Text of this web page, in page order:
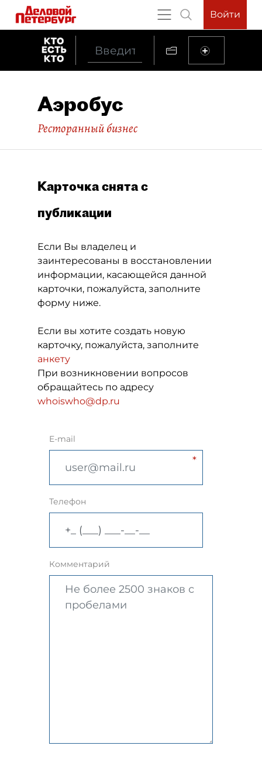
Войти
Аэробус
Ресторанный бизнес
Карточка снята с
публикации
Если Вы владелец и
заинтересованы в восстановлении
информации, касающейся данной
карточки, пожалуйста, заполните
форму ниже.
Если вы хотите создать новую
карточку, пожалуйста, заполните
анкету
При возникновении вопросов
обращайтесь по адресу
whoiswho@dp.ru
E-mail
Телефон
Комментарий